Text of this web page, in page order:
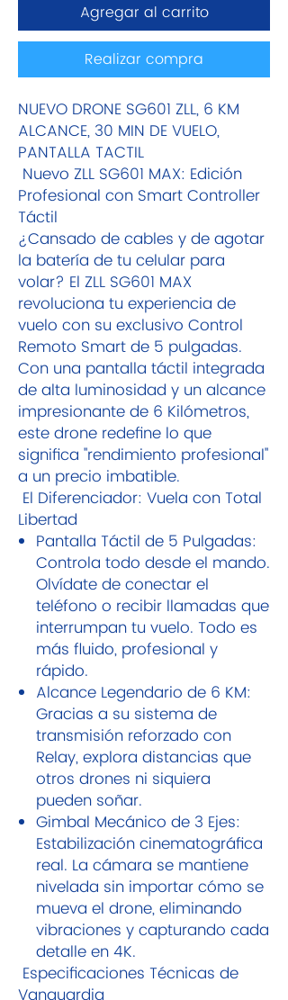
Agregar al carrito
Realizar compra
NUEVO DRONE SG601 ZLL, 6 KM
ALCANCE, 30 MIN DE VUELO,
PANTALLA TACTIL
Nuevo ZLL SG601 MAX: Edición
Profesional con Smart Controller
Táctil
¿Cansado de cables y de agotar
la batería de tu celular para
volar? El ZLL SG601 MAX
revoluciona tu experiencia de
vuelo con su exclusivo Control
Remoto Smart de 5 pulgadas.
Con una pantalla táctil integrada
de alta luminosidad y un alcance
impresionante de 6 Kilómetros,
este drone redefine lo que
significa "rendimiento profesional"
a un precio imbatible.
El Diferenciador: Vuela con Total
Libertad
Pantalla Táctil de 5 Pulgadas:
Controla todo desde el mando.
Olvídate de conectar el
teléfono o recibir llamadas que
interrumpan tu vuelo. Todo es
más fluido, profesional y
rápido.
Alcance Legendario de 6 KM:
Gracias a su sistema de
transmisión reforzado con
Relay, explora distancias que
otros drones ni siquiera
pueden soñar.
Gimbal Mecánico de 3 Ejes:
Estabilización cinematográfica
real. La cámara se mantiene
nivelada sin importar cómo se
mueva el drone, eliminando
vibraciones y capturando cada
detalle en 4K.
Especificaciones Técnicas de